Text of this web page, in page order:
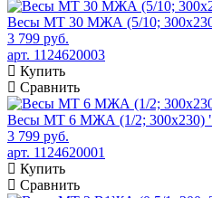
Весы МТ 30 МЖА (5/10;
3 799 руб.
арт. 1124620003
Купить
Сравнить
Весы МТ 6 МЖА (1/2; 300х230)
3 799 руб.
арт. 1124620001
Купить
Сравнить